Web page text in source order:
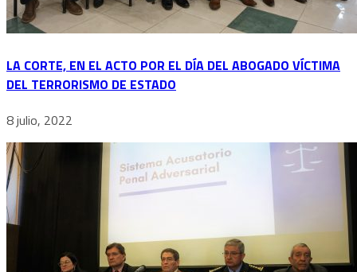
LA CORTE, EN EL ACTO POR EL DÍA DEL ABOGADO VÍCTIMA
DEL TERRORISMO DE ESTADO
8 julio, 2022